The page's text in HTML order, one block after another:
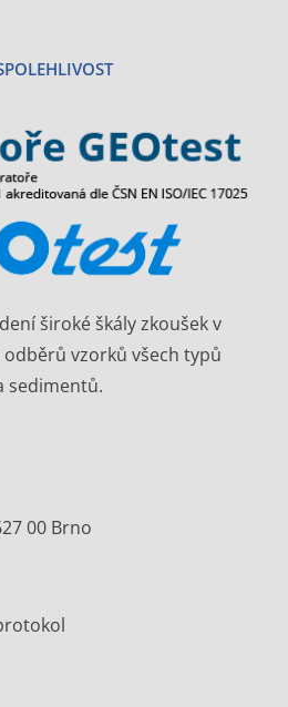
široké škály zkoušek v
vzorků všech typů
sedimentů.
00 Brno